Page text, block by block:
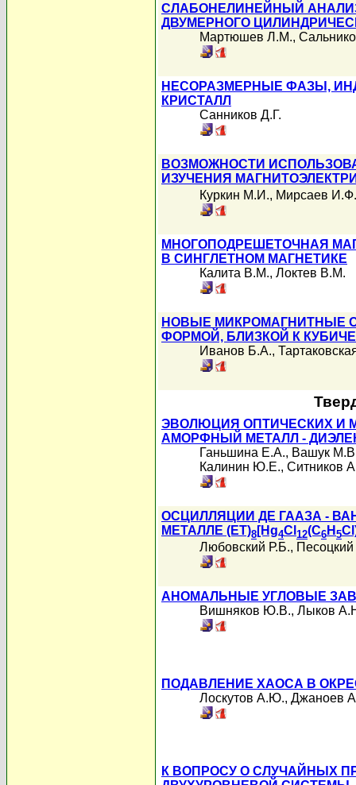
СЛАБОНЕЛИНЕЙНЫЙ
ДВУМЕРНОГО
Мартюшев Л.М.,
НЕСОРАЗМЕРНЫЕ ФАЗЫ,
КРИСТАЛЛ
Санников Д.Г.
ВОЗМОЖНОСТИ
ИЗУЧЕНИЯ
Куркин М.И., Мирсаев И.Ф.
МНОГОПОДРЕШЕТОЧНАЯ
В СИНГЛЕТНОМ МАГНЕТИКЕ
Калита В.М., Локтев В.М.
НОВЫЕ МИКРОМАГНИТНЫЕ
ФОРМОЙ, БЛИЗКОЙ К
Иванов Б.А.,
ЭВОЛЮЦИЯ ОПТИЧЕСКИХ И
АМОРФНЫЙ МЕТАЛЛ -
Ганьшина Е.А., Вашук
Калинин Ю.Е., Ситников
ОСЦИЛЛЯЦИИ ДЕ ГААЗА -
МЕТАЛЛЕ (ET)8 [Hg4Cl 12(C6 H 5
Любовский Р.Б.,
АНОМАЛЬНЫЕ УГЛОВЫЕ
Вишняков Ю.В., Лыков
ПОДАВЛЕНИЕ ХАОСА В
Лоскутов А.Ю., Джаноев
К ВОПРОСУ О СЛУЧАЙНЫХ